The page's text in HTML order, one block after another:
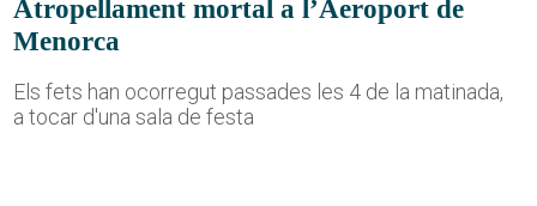
Atropellament mortal a l’Aeroport de
Menorca
Els fets han ocorregut passades les 4 de la matinada,
a tocar d'una sala de festa